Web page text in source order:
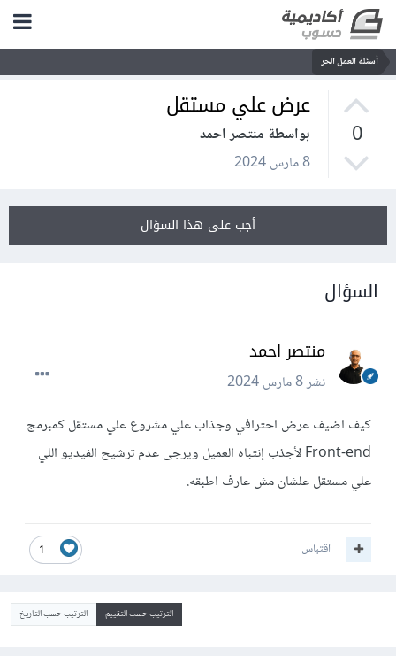
أسئلة العمل الحر
0
عرض علي مستقل
بواسطة منتصر احمد
8 مارس 2024
أجب على هذا السؤال
السؤال
منتصر احمد
نشر8 مارس 2024
كيف اضيف عرض احترافي وجذاب علي مشروع علي مستقل كمبرمج
Front-end لأجذب إنتباه العميل ويرجى عدم ترشيح الفيديو اللي
علي مستقل علشان مش عارف اطبقه.
1 اقتباس
الترتيب حسب التقييم الترتيب حسب التاريخ